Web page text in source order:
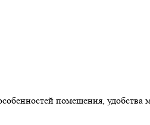
помещения, удобства